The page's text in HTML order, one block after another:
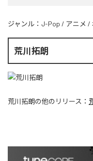
ジャンル： J-Pop / アニメ /
荒川拓朗
荒川拓朗の他のリリース：